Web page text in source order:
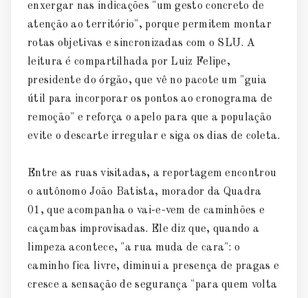
enxergar nas indicações "um gesto concreto de
atenção ao território", porque permitem montar
rotas objetivas e sincronizadas com o SLU. A
leitura é compartilhada por Luiz Felipe,
presidente do órgão, que vê no pacote um "guia
útil para incorporar os pontos ao cronograma de
remoção" e reforça o apelo para que a população
evite o descarte irregular e siga os dias de coleta.
Entre as ruas visitadas, a reportagem encontrou
o autônomo João Batista, morador da Quadra
01, que acompanha o vai-e-vem de caminhões e
caçambas improvisadas. Ele diz que, quando a
limpeza acontece, "a rua muda de cara": o
caminho fica livre, diminui a presença de pragas e
cresce a sensação de segurança "para quem volta